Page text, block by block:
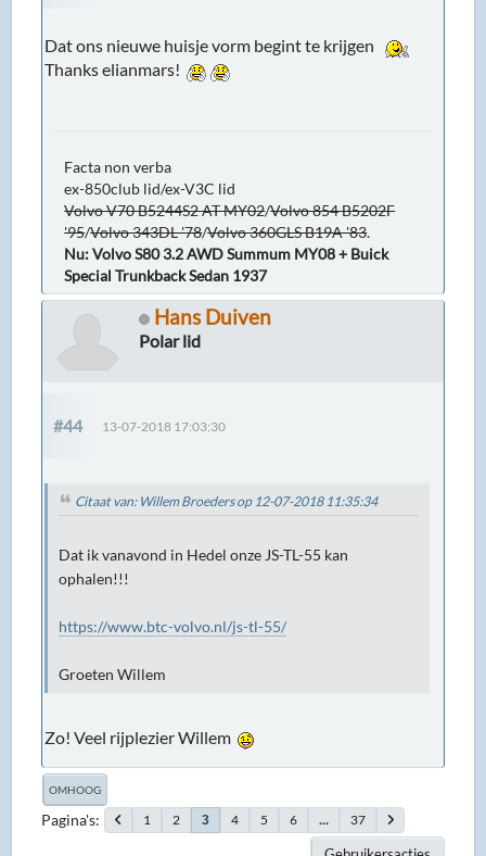
Dat ons nieuwe huisje vorm begint te krijgen
Thanks elianmars!
Facta non verba
ex-850club lid/ex-V3C lid
Volvo V70 B5244S2 AT MY02/Volvo 854 B5202F
'95/Volvo 343DL '78/Volvo 360GLS B19A '83.
Nu: Volvo S80 3.2 AWD Summum MY08 + Buick
Special Trunkback Sedan 1937
Hans Duiven
Polar lid
#44 13-07-2018 17:03:30
Citaat van: Willem Broeders op 12-07-2018 11:35:34
Dat ik vanavond in Hedel onze JS-TL-55 kan
ophalen!!!
https://www.btc-volvo.nl/js-tl-55/
Groeten Willem
Zo! Veel rijplezier Willem
OMHOOG
Pagina's 1 2 3 4 5 6 ... 37